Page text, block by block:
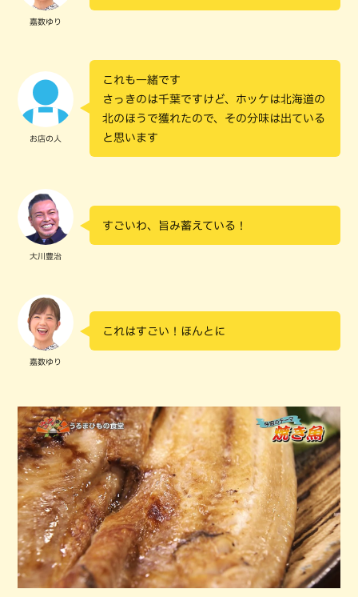
嘉数ゆり
お店の人
これも一緒です
さっきのは千葉ですけど、ホッケは北海道の
北のほうで獲れたので、その分味は出ている
と思います
大川豊治
すごいわ、旨み蓄えている！
嘉数ゆり
これはすごい！ほんとに